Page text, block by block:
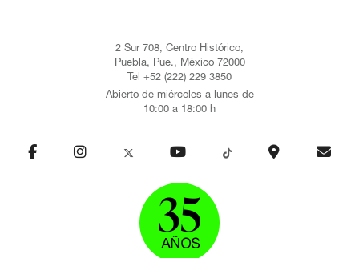
2 Sur 708, Centro Histórico,
Puebla, Pue., México 72000
Tel +52 (222) 229 3850
Abierto de miércoles a lunes de
10:00 a 18:00 h